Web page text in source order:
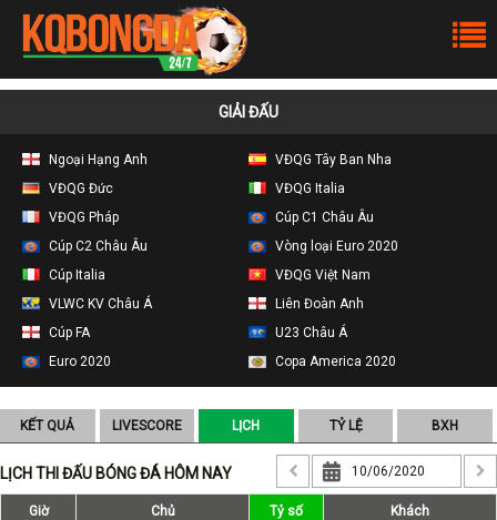
GIẢI ĐẤU
Ngoại Hạng Anh
VĐQG Tây Ban Nha
VĐQG Đức
VĐQG Italia
VĐQG Pháp
Cúp C1 Châu Âu
Cúp C2 Châu Âu
Vòng loại Euro 2020
Cúp Italia
VĐQG Việt Nam
VLWC KV Châu Á
Liên Đoàn Anh
Cúp FA
U23 Châu Á
Euro 2020
Copa America 2020
KẾT QUẢ LIVESCORE LỊCH TỶ LỆ BXH
LỊCH THI ĐẤU BÓNG ĐÁ HÔM NAY
Giờ Chủ Tỷ số Khách